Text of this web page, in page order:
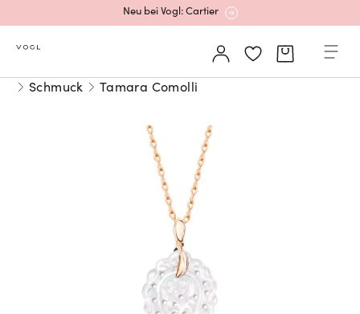
Neu bei Vogl: Cartier
Mehr erfahren: Ikonische Uhren von Cartier
Rolex Certified Pre-Owned entdecken
Neu bei Vogl: Uhren von Grand Seiko
Neu bei Vogl: Cartier
Schmuck Tamara Comolli